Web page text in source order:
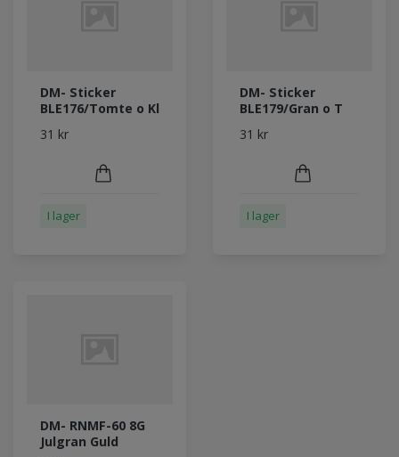
DM- Sticker
BLE176/Tomte o Kl
31 kr
I lager
DM- Sticker
BLE179/Gran o T
31 kr
I lager
DM- RNMF-60 8G
Julgran Guld